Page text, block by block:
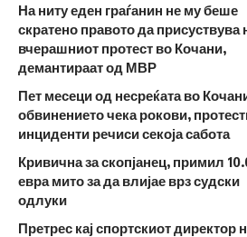
На ниту еден граѓанин не му беше
скратено правото да присуствува
вчерашниот протест во Кочани,
демантираат од МВР
Пет месеци од несреќата во
обвинението чека рокови,
инциденти речиси секоја сабота
Кривична за скопјанец, примил
евра мито за да влијае врз судски
одлуки
Претрес кај спортскиот директор